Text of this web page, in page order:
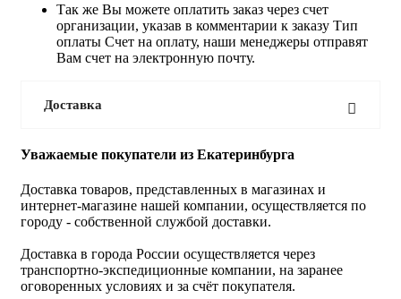
Так же Вы можете оплатить заказ через счет
организации, указав в комментарии к заказу Тип
оплаты Счет на оплату, наши менеджеры отправят
Вам счет на электронную почту.
Доставка
Уважаемые покупатели из Екатеринбурга
Доставка товаров, представленных в магазинах и
интернет-магазине нашей компании, осуществляется по
городу - собственной службой доставки.
Доставка в города России осуществляется через
транспортно-экспедиционные компании, на заранее
оговоренных условиях и за счёт покупателя.